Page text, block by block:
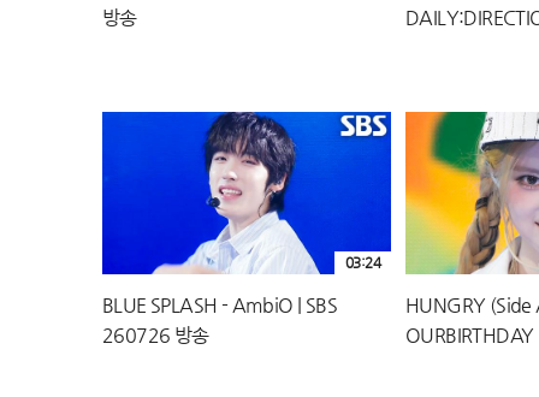
방송
BLUE SPLASH - AmbiO | SBS
260726 방송
03:24
HUNGRY (Side